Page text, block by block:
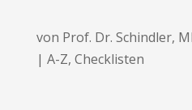
von Prof. Dr. Schindler,
| A-Z, Checklisten